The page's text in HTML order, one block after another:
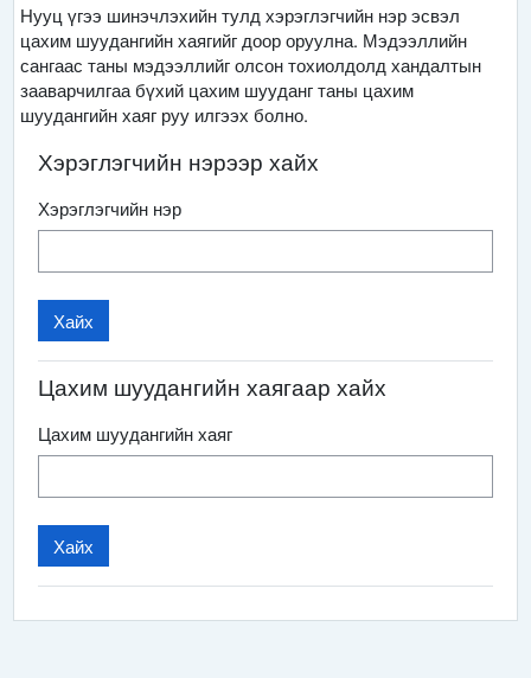
Нууц үгээ шинэчлэхийн тулд хэрэглэгчийн нэр эсвэл
цахим шуудангийн хаягийг доор оруулна. Мэдээллийн
сангаас таны мэдээллийг олсон тохиолдолд хандалтын
зааварчилгаа бүхий цахим шууданг таны цахим
шуудангийн хаяг руу илгээх болно.
Хэрэглэгчийн нэрээр хайх
Хэрэглэгчийн нэр
Цахим шуудангийн хаягаар хайх
Цахим шуудангийн хаяг